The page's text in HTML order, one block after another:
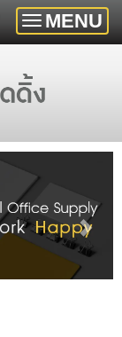
Toggle
MENU